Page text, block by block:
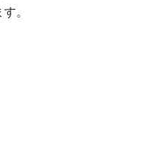
けではありません。強
イズが、成功を牽引す
大企業に投資する場合
な地元で人気の店に投
戦略の整合性、優れた
。